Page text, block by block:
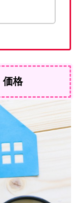
価格